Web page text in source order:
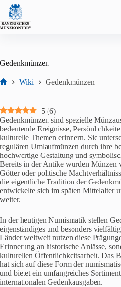
Zum
Inhalt
springen
Gedenkmünzen
Wiki Gedenkmünzen
5 (6)
Gedenkmünzen sind spezielle
bedeutende Ereignisse,
kulturelle Themen erinnern. Sie
regulären Umlaufmünzen durch ihre
hochwertige Gestaltung und
Bereits in der Antike wurden Münzen
Götter oder politische
die eigentliche Tradition der
entwickelte sich im späten Mittelalter
weiter.
In der heutigen Numismatik stellen
eigenständiges und besonders
Länder weltweit nutzen diese
Erinnerung an historische Anlässe,
kulturellen Öffentlichkeitsarbeit. Das
hat sich auf diese Form der
und bietet ein umfangreiches
internationalen Gedenkausgaben.